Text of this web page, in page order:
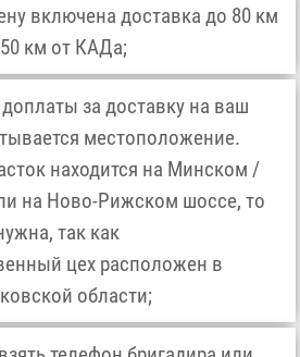
включена доставка до 80 км
км от КАДа;
за доставку на ваш
местоположение.
находится на Минском /
на Ново-Рижском шоссе, то
так как
цех расположен в
области;